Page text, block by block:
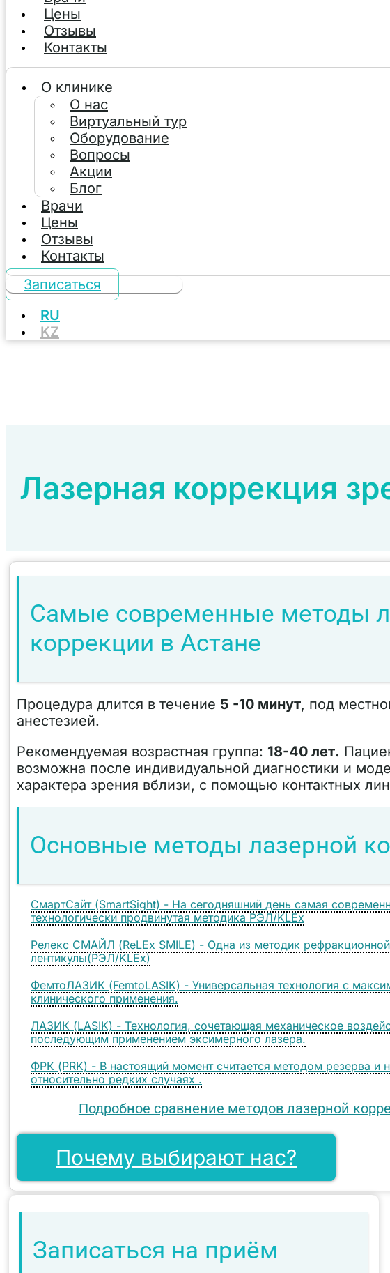
Цены
Отзывы
Контакты
О клинике
О нас
Виртуальный тур
Оборудование
Вопросы
Акции
Блог
Врачи
Цены
Отзывы
Контакты
Записаться
RU
KZ
Лазерная коррекция
Самые современные методы
коррекции в Астане
Процедура длится в течение 5 -10 минут, под
анестезией.
Рекомендуемая возрастная группа: 18-40 лет.
возможна после индивидуальной диагностики и
характера зрения вблизи, с помощью контактных
Основные методы лазерной
СмартСайт (SmartSight) - На сегодняшний день самая
технологически продвинутая методика РЭЛ/KLEx
Релекс СМАЙЛ (ReLEx SMILE) - Одна из методик
лентикулы(РЭЛ/KLEx)
ФемтоЛАЗИК (FemtoLASIK) - Универсальная технология с
клинического применения.
ЛАЗИК (LASIK) - Технология, сочетающая механическое
последующим применением эксимерного лазера.
ФРК (PRK) - В настоящий момент считается методом резерва и
относительно редких случаях .
Подробное сравнение методов лазерной
Почему выбирают нас?
Записаться на приём